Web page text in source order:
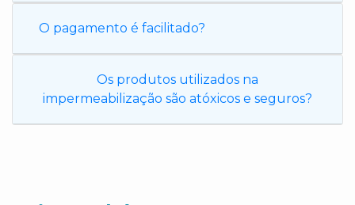
O pagamento é facilitado?
Os produtos utilizados na
impermeabilização são atóxicos e seguros?